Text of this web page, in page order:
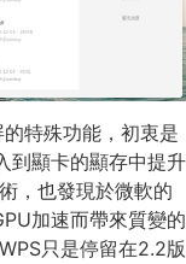
特殊功能，初衷是
到顯卡的顯存中提升
，也發現於微軟的
加速而帶來質變的
只是停留在2.2版